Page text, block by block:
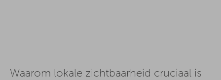
Waarom lokale zichtbaarheid cruciaal is